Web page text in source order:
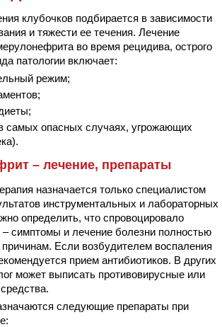
клубочков подбирается в зависимости
и тяжести ее течения. Лечение
во время рецидива, острого
патологии включает:
режим;
самых опасных случаях, угрожающих
– лечение, препараты
назначается только специалистом
инструментальных и лабораторных
определить, что спровоцировало
симптомы и лечение болезни полностью
причинам. Если возбудителем воспаления
прием антибиотиков. В других
может выписать противовирусные или
следующие препараты при